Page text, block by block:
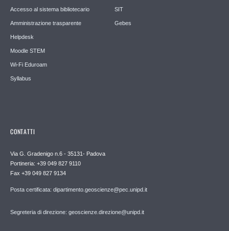
Accesso al sistema bibliotecario
Amministrazione trasparente
Helpdesk
Moodle STEM
Wi-Fi Eduroam
Syllabus
SIT
Gebes
CONTATTI
Via G. Gradenigo n.6 - 35131- Padova
Portineria: +39 049 827 9110
Fax +39 049 827 9134
Posta certificata: dipartimento.geoscienze@pec.unipd.it
Segreteria di direzione: geoscienze.direzione@unipd.it